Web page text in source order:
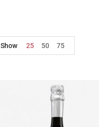
Show 25 50 75